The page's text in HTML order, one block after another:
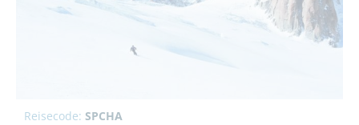
Reisecode: SPCHA